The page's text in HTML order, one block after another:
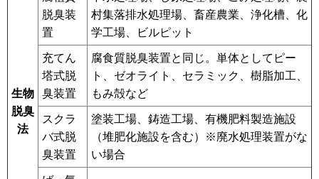
生物
脱臭
法
脱臭装
置
村集落排水処理場、畜産農業、浄化槽、化
学工場、ビルピット
充てん
塔式脱
臭装置
腐食質脱臭装置と同じ。単体としてピー
ト、ゼオライト、セラミック、樹脂加工、
もみ殻など
スクラ
バ式脱
臭装置
塗装工場、鋳造工場、有機肥料製造施設
（堆肥化施設を含む）※廃水処理装置がな
い場合